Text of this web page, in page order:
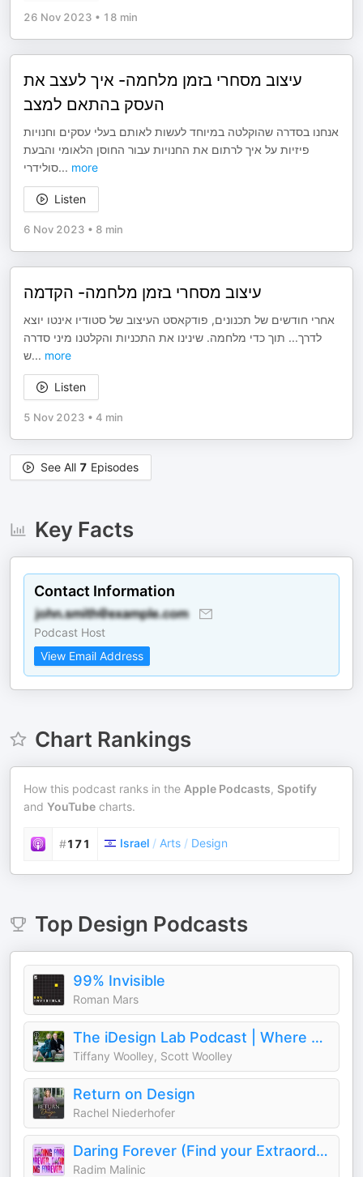
26 Nov 2023 • 18 min
עיצוב מסחרי בזמן מלחמה- איך לעצב את
העסק בהתאם למצב
אנחנו בסדרה שהוקלטה במיוחד לעשות לאותם בעלי עסקים וחנויות
פיזיות על איך לרתום את החנויות עבור החוסן הלאומי והבעת
סולידרי... more
Listen
6 Nov 2023 • 8 min
עיצוב מסחרי בזמן מלחמה- הקדמה
אחרי חודשים של תכנונים, פודקאסט העיצוב של סטודיו אינטו יוצא
לדרך... תוך כדי מלחמה. שינינו את התכניות והקלטנו מיני סדרה
ש... more
Listen
5 Nov 2023 • 4 min
See All 7 Episodes
Key Facts
Contact Information
Podcast Host
View Email Address
Chart Rankings
How this podcast ranks in the Apple Podcasts, Spotify
and YouTube charts.
#171 Israel / Arts / Design
Top Design Podcasts
99% Invisible
Roman Mars
The iDesign Lab Podcast | Where Design, Business, and Culture Shape How We Live and Build
Tiffany Woolley, Scott Woolley
Return on Design
Rachel Niederhofer
Daring Forever (Find your Extraordinary)
Radim Malinic